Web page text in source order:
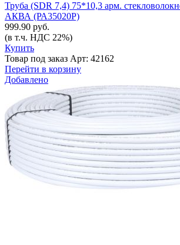
Труба (SDR 7,4) 75*10,3 арм.
АКВА (РА35020Р)
999.90 руб.
(в т.ч. НДС 22%)
Купить
Товар под заказ Арт: 42162
Перейти в корзину
Добавлено